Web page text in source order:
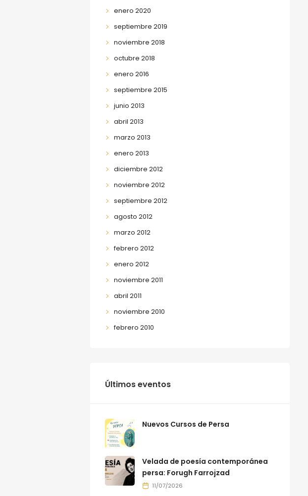
enero 2020
septiembre 2019
noviembre 2018
octubre 2018
enero 2016
septiembre 2015
junio 2013
abril 2013
marzo 2013
enero 2013
diciembre 2012
noviembre 2012
septiembre 2012
agosto 2012
marzo 2012
febrero 2012
enero 2012
noviembre 2011
abril 2011
noviembre 2010
febrero 2010
Últimos eventos
Nuevos Cursos de Persa
Velada de poesía contemporánea
persa: Forugh Farrojzad
11/07/2026